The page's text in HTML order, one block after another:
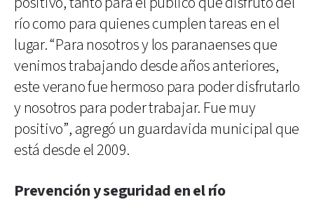
río como para quienes cumplen tareas en el
lugar. “Para nosotros y los paranaenses que
venimos trabajando desde años anteriores,
este verano fue hermoso para poder disfrutarlo
y nosotros para poder trabajar. Fue muy
positivo”, agregó un guardavida municipal que
está desde el 2009.
Prevención y seguridad en el río